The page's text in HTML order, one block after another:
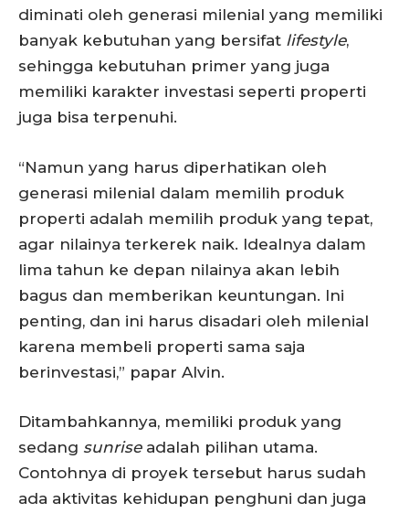
diminati oleh generasi milenial yang memiliki
banyak kebutuhan yang bersifat lifestyle,
sehingga kebutuhan primer yang juga
memiliki karakter investasi seperti properti
juga bisa terpenuhi.
“Namun yang harus diperhatikan oleh
generasi milenial dalam memilih produk
properti adalah memilih produk yang tepat,
agar nilainya terkerek naik. Idealnya dalam
lima tahun ke depan nilainya akan lebih
bagus dan memberikan keuntungan. Ini
penting, dan ini harus disadari oleh milenial
karena membeli properti sama saja
berinvestasi,” papar Alvin.
Ditambahkannya, memiliki produk yang
sedang sunriseadalah pilihan utama.
Contohnya di proyek tersebut harus sudah
ada aktivitas kehidupan penghuni dan juga